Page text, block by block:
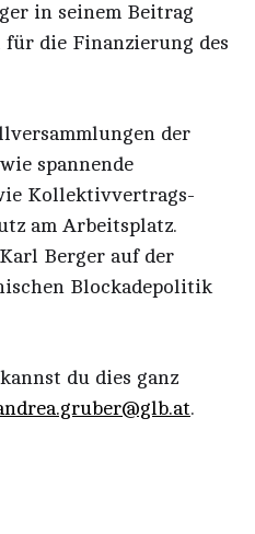
in seinem Beitrag
die Finanzierung des
der
spannende
Kollektivvertrags-
am Arbeitsplatz.
Berger auf der
Blockadepolitik
du dies ganz
.